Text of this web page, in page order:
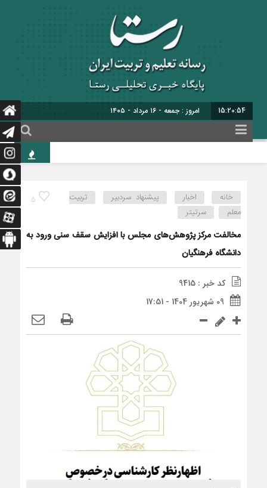
15:20:55 امروز : جمعه - ۱۶ مرداد - ۱۴۰۵
5 خانه اخبار پیشنهاد سردبیر
تربیت
معلم
سرتیتر
مخالفت مرکز پژوهش‌های مجلس با افزایش سقف سنی ورود به
دانشگاه فرهنگیان
کد خبر : 9415
09 شهریور 1404 - 17:51